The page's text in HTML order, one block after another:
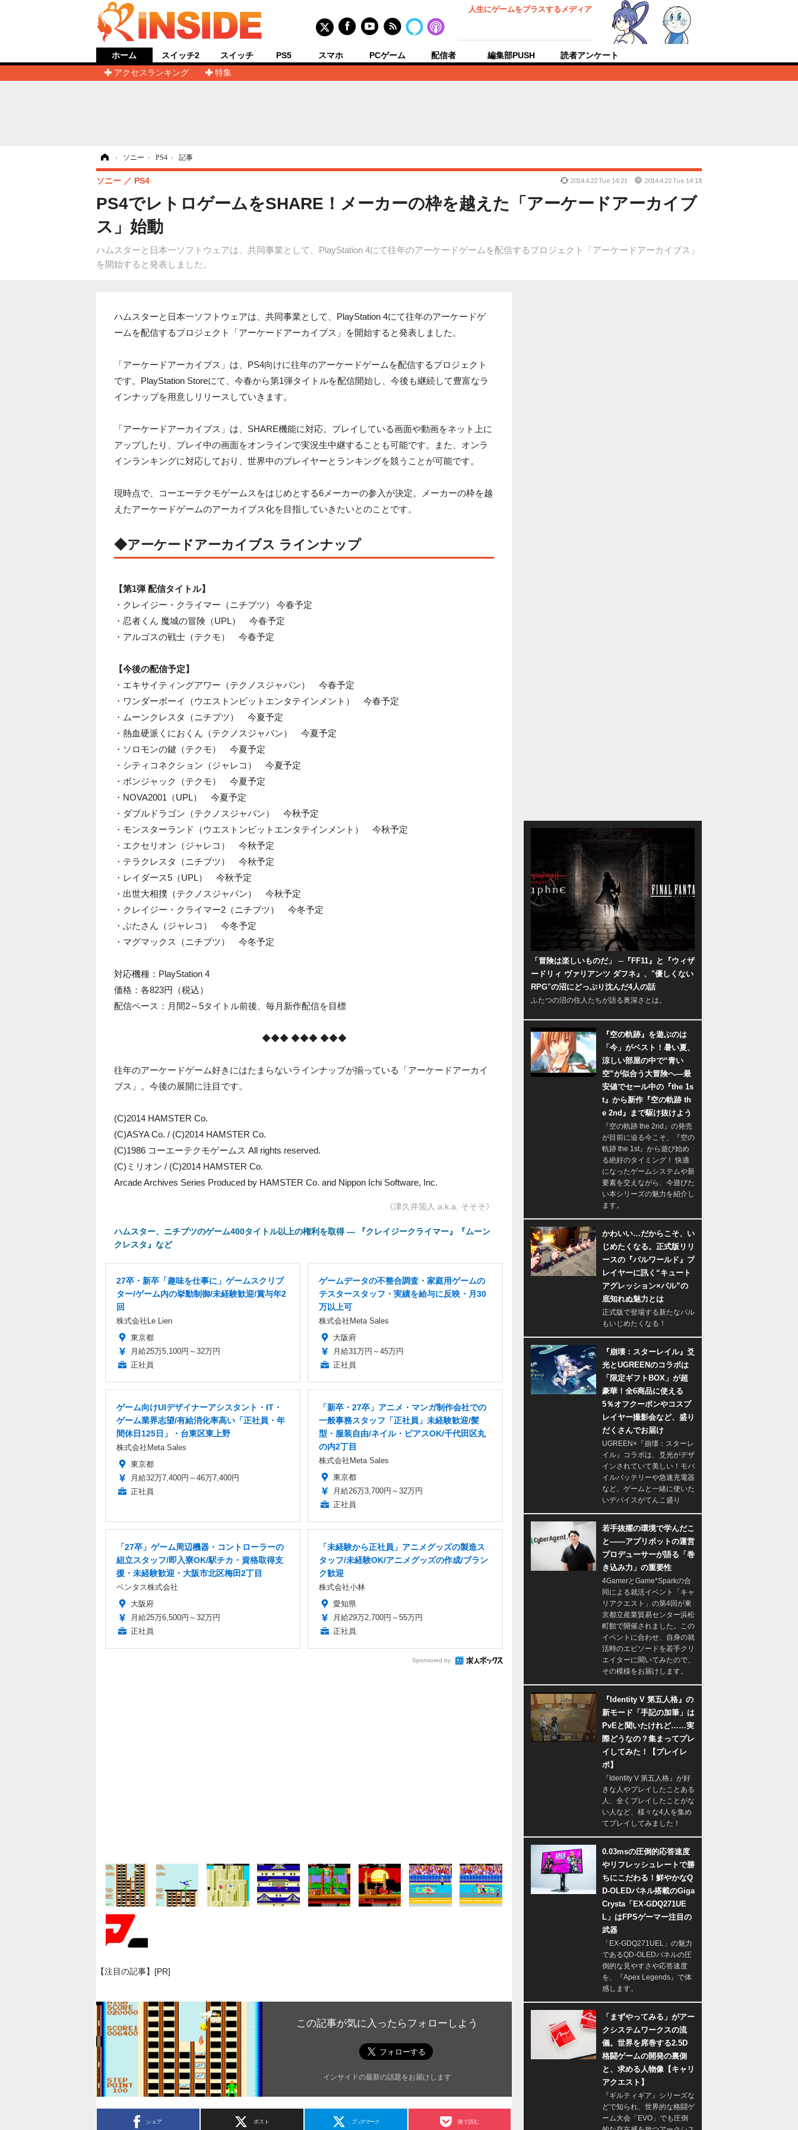
人生にゲームをプラスするメディア
ホーム
アクセスランキング
特集
スイッチ2 スイッチ PS5 スマホ PCゲーム 配信者 編集部PUSH 読者アンケート
› ソニー › PS4 › 記事
PS4でレトロゲームをSHARE！メーカーの枠を越えた「アーケードアーカイブ
ス」始動
ハムスターと日本一ソフトウェアは、共同事業として、PlayStation 4にて往年のアーケードゲームを配信するプロジェクト「アーケードアーカイブス」
を開始すると発表しました。
ソニー PS4 2014.4.22 Tue 14:21 2014.4.22 Tue 14:18
ハムスターと日本一ソフトウェアは、共同事業として、PlayStation 4にて往年のアーケードゲ
ームを配信するプロジェクト「アーケードアーカイブス」を開始すると発表しました。
「アーケードアーカイブス」は、PS4向けに往年のアーケードゲームを配信するプロジェクト
です。PlayStation Storeにて、今春から第1弾タイトルを配信開始し、今後も継続して豊富なラ
インナップを用意しリリースしていきます。
「アーケードアーカイブス」は、SHARE機能に対応。プレイしている画面や動画をネット上に
アップしたり、プレイ中の画面をオンラインで実況生中継することも可能です。また、オンラ
インランキングに対応しており、世界中のプレイヤーとランキングを競うことが可能です。
現時点で、コーエーテクモゲームスをはじめとする6メーカーの参入が決定。メーカーの枠を越
えたアーケードゲームのアーカイブス化を目指していきたいとのことです。
◆アーケードアーカイブス ラインナップ
【第1弾 配信タイトル】
・クレイジー・クライマー（ニチブツ） 今春予定
・忍者くん 魔城の冒険（UPL） 今春予定
・アルゴスの戦士（テクモ） 今春予定
【今後の配信予定】
・エキサイティングアワー（テクノスジャパン） 今春予定
・ワンダーボーイ（ウエストンビットエンタテインメント） 今春予定
・ムーンクレスタ（ニチブツ） 今夏予定
・熱血硬派くにおくん（テクノスジャパン） 今夏予定
・ソロモンの鍵（テクモ） 今夏予定
・シティコネクション（ジャレコ） 今夏予定
・ボンジャック（テクモ） 今夏予定
・NOVA2001（UPL） 今夏予定
・ダブルドラゴン（テクノスジャパン） 今秋予定
・モンスターランド（ウエストンビットエンタテインメント） 今秋予定
・エクセリオン（ジャレコ） 今秋予定
・テラクレスタ（ニチブツ） 今秋予定
・レイダース5（UPL） 今秋予定
・出世大相撲（テクノスジャパン） 今秋予定
・クレイジー・クライマー2（ニチブツ） 今冬予定
・ぶたさん（ジャレコ） 今冬予定
・マグマックス（ニチブツ） 今冬予定
対応機種：PlayStation 4
価格：各823円（税込）
配信ペース：月間2～5タイトル前後、毎月新作配信を目標
◆◆◆ ◆◆◆ ◆◆◆
往年のアーケードゲーム好きにはたまらないラインナップが揃っている「アーケードアーカイ
ブス」。今後の展開に注目です。
(C)2014 HAMSTER Co.
(C)ASYA Co. / (C)2014 HAMSTER Co.
(C)1986 コーエーテクモゲームス All rights reserved.
(C)ミリオン / (C)2014 HAMSTER Co.
Arcade Archives Series Produced by HAMSTER Co. and Nippon Ichi Software, Inc.
《津久井箇人 a.k.a. そそそ》
ハムスター、ニチブツのゲーム400タイトル以上の権利を取得 ― 『クレイジークライマー』『ムーン
クレスタ』など
27卒・新卒「趣味を仕事に」ゲームスクリプ
ター/ゲーム内の挙動制御/未経験歓迎/賞与年2
回
株式会社Le Lien
東京都
月給25万5,100円～32万円
正社員
ゲームデータの不整合調査・家庭用ゲームの
テスタースタッフ・実績を給与に反映・月30
万以上可
株式会社Meta Sales
大阪府
月給31万円～45万円
正社員
ゲーム向けUIデザイナーアシスタント・IT・
ゲーム業界志望/有給消化率高い「正社員・年
間休日125日」・台東区東上野
株式会社Meta Sales
東京都
月給32万7,400円～46万7,400円
正社員
「新卒・27卒」アニメ・マンガ制作会社での
一般事務スタッフ「正社員」未経験歓迎/髪
型・服装自由/ネイル・ピアスOK/千代田区丸
の内2丁目
株式会社Meta Sales
東京都
月給26万3,700円～32万円
正社員
「27卒」ゲーム周辺機器・コントローラーの
組立スタッフ/即入寮OK/駅チカ・資格取得支
援・未経験歓迎・大阪市北区梅田2丁目
ベンタス株式会社
大阪府
月給25万6,500円～32万円
正社員
「未経験から正社員」アニメグッズの製造ス
タッフ/未経験OK/アニメグッズの作成/ブラン
ク歓迎
株式会社小林
愛知県
月給29万2,700円～55万円
正社員
Sponsored by
【注目の記事】[PR]
この記事が気に入ったらフォローしよう
インサイドの最新の話題をお届けします
シェア ポスト ブックマーク 後で読む
「冒険は楽しいものだ」 ─『FF11』と『ウィザ
ードリィ ヴァリアンツ ダフネ』、"優しくない
RPG"の沼にどっぷり沈んだ4人の話
ふたつの沼の住人たちが語る奥深さとは。
『空の軌跡』を遊ぶのは
「今」がベスト！暑い夏、
涼しい部屋の中で“青い
空”が似合う大冒険へ―最
安値でセール中の『the 1s
t』から新作『空の軌跡 th
e 2nd』まで駆け抜けよう
『空の軌跡 the 2nd』の発売
が目前に迫る今こそ、『空の
軌跡 the 1st』から遊び始め
る絶好のタイミング！ 快適
になったゲームシステムや新
要素を交えながら、今遊びた
い本シリーズの魅力を紹介し
ます。
かわいい…だからこそ、い
じめたくなる。正式版リリ
ースの『パルワールド』プ
レイヤーに訊く“キュート
アグレッション×パル”の
底知れぬ魅力とは
正式版で登場する新たなパル
もいじめたくなる！
『崩壊：スターレイル』爻
光とUGREENのコラボは
「限定ギフトBOX」が超
豪華！全6商品に使える
5％オフクーポンやコスプ
レイヤー撮影会など、盛り
だくさんでお届け
UGREEN×『崩壊：スターレ
イル』コラボは、爻光がデザ
インされていて美しい！モバ
イルバッテリーや急速充電器
など、ゲームと一緒に使いた
いデバイスがてんこ盛り
若手抜擢の環境で学んだこ
と――アプリボットの運営
プロデューサーが語る「巻
き込み力」の重要性
4GamerとGame*Sparkの合
同による就活イベント「キャ
リアクエスト」の第4回が東
京都立産業貿易センター浜松
町館で開催されました。この
イベントに合わせ、自身の就
活時のエピソードを若手クリ
エイターに聞いてみたので、
その模様をお届けします。
『Identity V 第五人格』の
新モード「手記の加筆」は
PvEと聞いたけれど……実
際どうなの？集まってプレ
イしてみた！【プレイレ
ポ】
『Identity V 第五人格』が好
きな人やプレイしたことある
人、全くプレイしたことがな
い人など、様々な4人を集め
てプレイしてみました！
0.03msの圧倒的応答速度
やリフレッシュレートで勝
ちにこだわる！鮮やかなQ
D-OLEDパネル搭載のGiga
Crysta「EX-GDQ271UE
L」はFPSゲーマー注目の
武器
「EX-GDQ271UEL」の魅力
であるQD-OLEDパネルの圧
倒的な見やすさや応答速度
を、『Apex Legends』で体
感します。
「まずやってみる」がアー
クシステムワークスの流
儀。世界を席巻する2.5D
格闘ゲームの開発の裏側
と、求める人物像【キャリ
アクエスト】
『ギルティギア』シリーズな
どで知られ、世界的な格闘ゲ
ーム大会「EVO」でも圧倒